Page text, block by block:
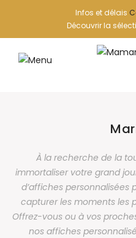
Infos et délais
Découvrir la
À la recherche de la
immortaliser votre grand
d’affiches
capturer les moments les
Offrez-vous ou à vos
nos affiches